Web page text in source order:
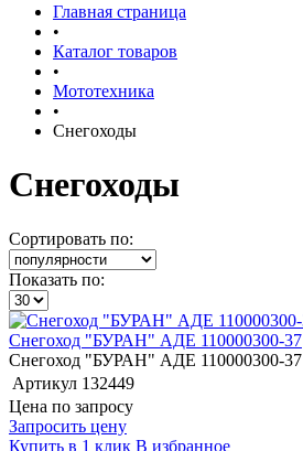
Главная страница
•
Каталог товаров
•
Мототехника
•
Снегоходы
Снегоходы
Сортировать по:
Показать по:
Снегоход "БУРАН" АДЕ 110000300-37
Снегоход "БУРАН" АДЕ 110000300-37
Артикул 132449
Цена по запросу
Запросить цену
Купить в 1 клик В избранное